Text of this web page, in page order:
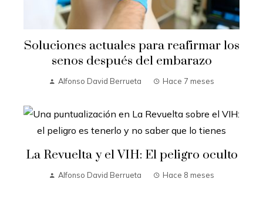
Soluciones actuales para reafirmar los
senos después del embarazo
Alfonso David Berrueta Hace 7 meses
La Revuelta y el VIH: El peligro oculto
Alfonso David Berrueta Hace 8 meses